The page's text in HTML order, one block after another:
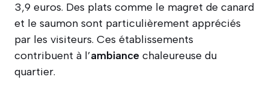
3,9 euros. Des plats comme le magret de canard
et le saumon sont particulièrement appréciés
par les visiteurs. Ces établissements
contribuent à l’ambiance chaleureuse du
quartier.